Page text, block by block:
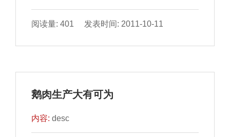
阅读量: 401 发表时间: 2011-10-11
鹅肉生产大有可为
内容:desc